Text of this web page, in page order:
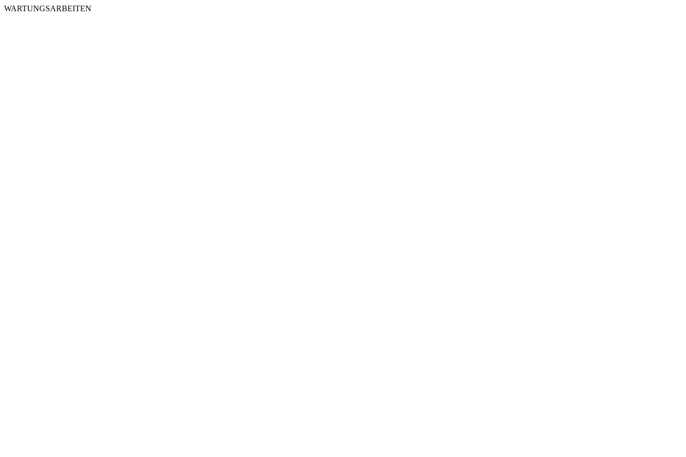
WARTUNGSARBEITEN